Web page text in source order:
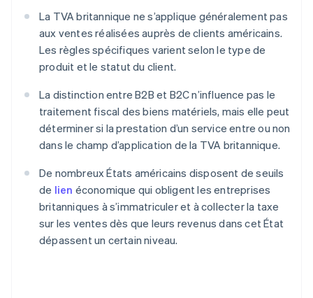
La TVA britannique ne s’applique généralement pas
aux ventes réalisées auprès de clients américains.
Les règles spécifiques varient selon le type de
produit et le statut du client.
La distinction entre B2B et B2C n’influence pas le
traitement fiscal des biens matériels, mais elle peut
déterminer si la prestation d’un service entre ou non
dans le champ d’application de la TVA britannique.
De nombreux États américains disposent de seuils
de lien économique qui obligent les entreprises
britanniques à s’immatriculer et à collecter la taxe
sur les ventes dès que leurs revenus dans cet État
dépassent un certain niveau.